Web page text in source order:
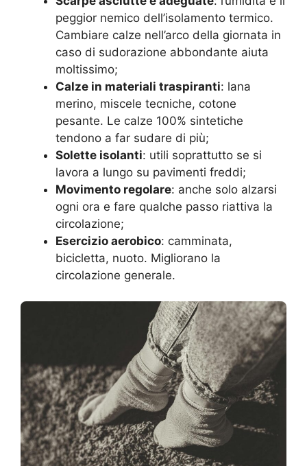
peggior nemico dell’isolamento termico.
Cambiare calze nell’arco della giornata in
caso di sudorazione abbondante aiuta
moltissimo;
Calze in materiali traspiranti: lana
merino, miscele tecniche, cotone
pesante. Le calze 100% sintetiche
tendono a far sudare di più;
Solette isolanti: utili soprattutto se si
lavora a lungo su pavimenti freddi;
Movimento regolare: anche solo alzarsi
ogni ora e fare qualche passo riattiva la
circolazione;
Esercizio aerobico: camminata,
bicicletta, nuoto. Migliorano la
circolazione generale.